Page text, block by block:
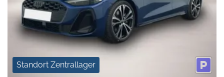
Standort Zentrallager